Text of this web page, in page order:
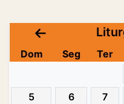
Dom Seg Ter
5
6 7